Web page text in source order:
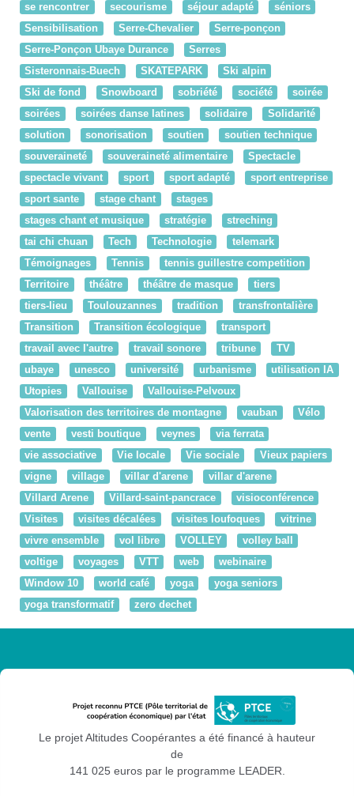
se rencontrer
secourisme séjour adapté
séniors
Sensibilisation
Serre-Chevalier
Serre-ponçon
Serre-Ponçon Ubaye Durance
Serres
Sisteronnais-Buech
SKATEPARK
Ski alpin
Ski de fond
Snowboard sobriété société
soirée
soirées
soirées danse latines solidaire
Solidarité
solution
sonorisation soutien
soutien technique
souveraineté
souveraineté alimentaire
Spectacle
spectacle vivant
sport sport adapté
sport entreprise
sport sante
stage chant
stages
stages chant et musique
stratégie
streching
tai chi chuan
Tech Technologie
telemark
Témoignages
Tennis
tennis guillestre competition
Territoire
théâtre théâtre de masque
tiers
tiers-lieu
Toulouzannes tradition
transfrontalière
Transition
Transition écologique
transport
travail avec l'autre
travail sonore tribune
TV
ubaye
unesco université urbanisme
utilisation IA
Utopies
Vallouise
Vallouise-Pelvoux
Valorisation des territoires de montagne
vauban
Vélo
vente
vesti boutique veynes
via ferrata
vie associative
Vie locale Vie sociale
Vieux papiers
vigne
village villar d'arene
villar d'arene
Villard Arene
Villard-saint-pancrace
visioconférence
Visites
visites décalées visites loufoques
vitrine
vivre ensemble
vol libre VOLLEY
volley ball
voltige
voyages VTT web
webinaire
Window 10
world café yoga
yoga seniors
yoga transformatif
zero dechet
Le projet Altitudes Coopérantes a été financé à hauteur
de
141 025 euros par le programme LEADER.